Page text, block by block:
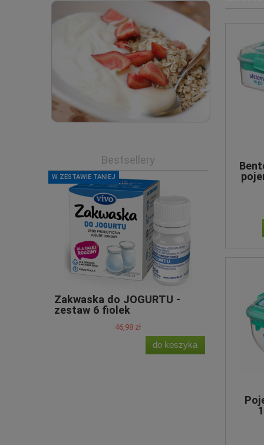
Bestsellery
Zakwaska do JOGURTU -
zestaw 6 fiolek
46,98 zł
do koszyka